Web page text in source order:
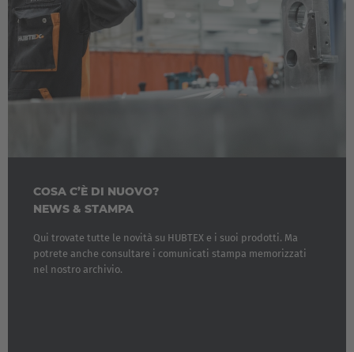
COSA C’È DI NUOVO?
NEWS & STAMPA
Qui trovate tutte le novità su HUBTEX e i suoi prodotti. Ma
potrete anche consultare i comunicati stampa memorizzati
nel nostro archivio.